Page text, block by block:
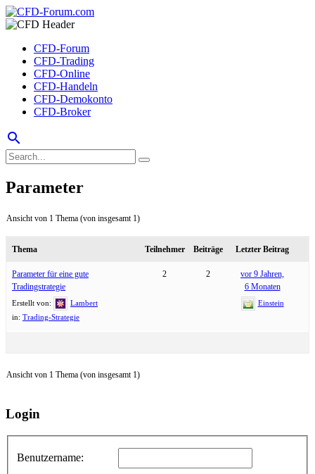
CFD-Forum
CFD-Trading
CFD-Online
CFD-Handeln
CFD-Demokonto
CFD-Broker
search
Parameter
Ansicht von 1 Thema (von insgesamt 1)
Thema Teilnehmer Beiträge Letzter Beitrag
Parameter für eine gute
Tradingstrategie
Erstellt von:
Lambert
in: Trading-Strategie
2 2
vor 9 Jahren,
6 Monaten
Einstein
Ansicht von 1 Thema (von insgesamt 1)
Login
Benutzername: